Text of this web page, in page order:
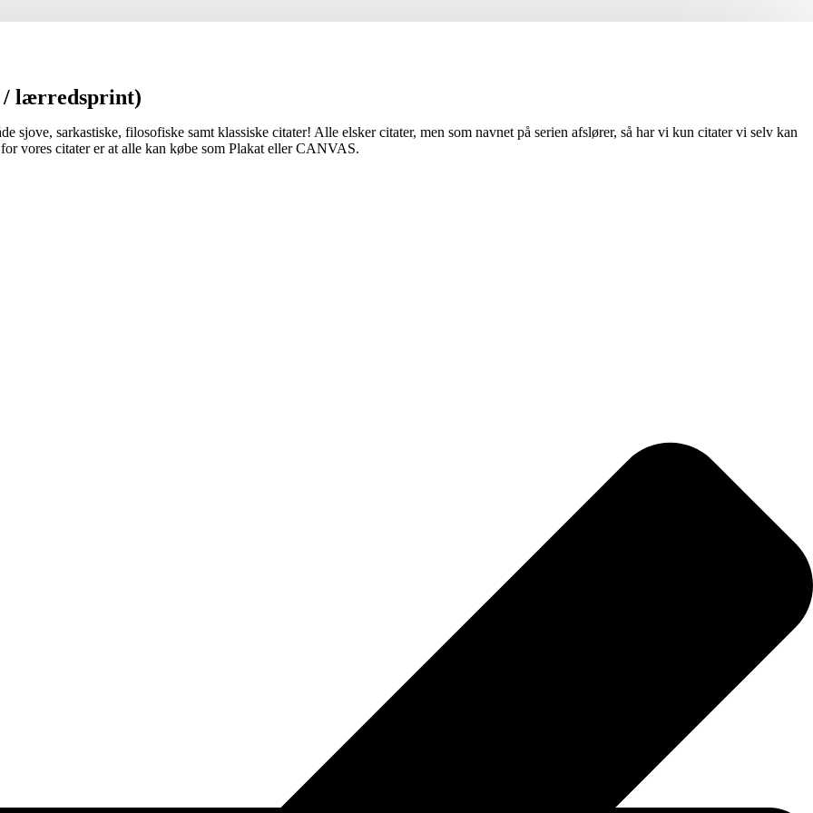
/ lærredsprint)
sjove, sarkastiske, filosofiske samt klassiske citater! Alle elsker citater, men som navnet på serien afslører, så har vi kun citater vi selv kan
vores citater er at alle kan købe som Plakat eller CANVAS.